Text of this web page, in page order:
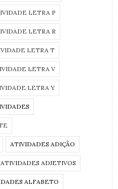
LETRA P
LETRA R
LETRA T
LETRA V
LETRA Y
ATIVIDADES ADIÇÃO
ATIVIDADES ADJETIVOS
ALFABETO